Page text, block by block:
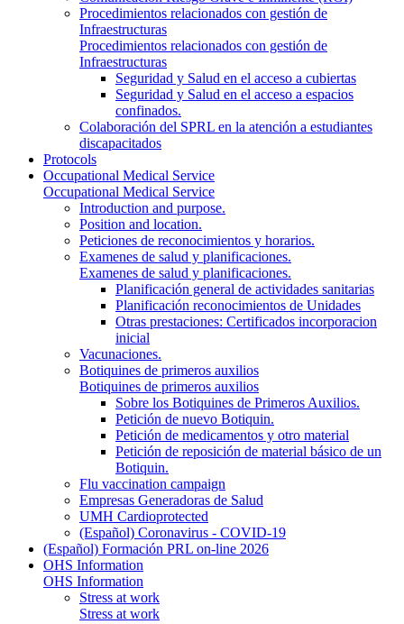
Procedimientos relacionados con gestión de
Infraestructuras
Procedimientos relacionados con gestión de
Infraestructuras
Seguridad y Salud en el acceso a cubiertas
Seguridad y Salud en el acceso a espacios
confinados.
Colaboración del SPRL en la atención a estudiantes
discapacitados
Protocols
Occupational Medical Service
Occupational Medical Service
Introduction and purpose.
Position and location.
Peticiones de reconocimientos y horarios.
Examenes de salud y planificaciones.
Examenes de salud y planificaciones.
Planificación general de actividades sanitarias
Planificación reconocimientos de Unidades
Otras prestaciones: Certificados incorporacion
inicial
Vacunaciones.
Botiquines de primeros auxilios
Botiquines de primeros auxilios
Sobre los Botiquines de Primeros Auxilios.
Petición de nuevo Botiquin.
Petición de medicamentos y otro material
Petición de reposición de material básico de un
Botiquin.
Flu vaccination campaign
Empresas Generadoras de Salud
UMH Cardioprotected
(Español) Coronavirus - COVID-19
(Español) Formación PRL on-line 2026
OHS Information
OHS Information
Stress at work
Stress at work